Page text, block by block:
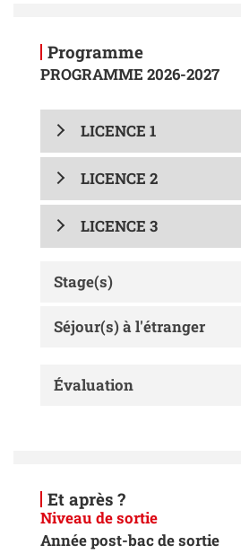
Programme
PROGRAMME 2026-2027
LICENCE 1
LICENCE 2
LICENCE 3
Stage(s)
Séjour(s) à l'étranger
Évaluation
Et après ?
Niveau de sortie
Année post-bac de sortie